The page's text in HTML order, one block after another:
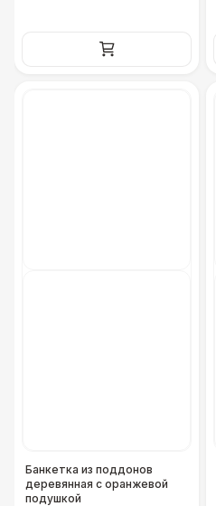
Банкетка из поддонов
деревянная с оранжевой
подушкой